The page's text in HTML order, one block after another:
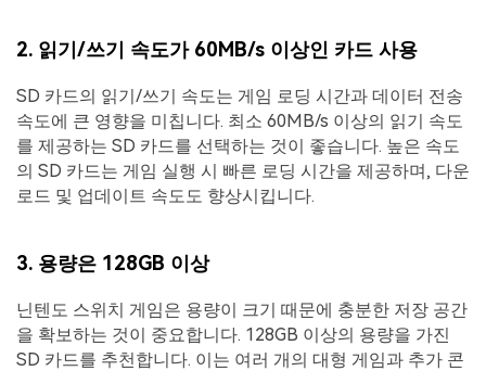
2. 읽기/쓰기 속도가 60MB/s 이상인 카드 사용
SD 카드의 읽기/쓰기 속도는 게임 로딩 시간과 데이터 전송
속도에 큰 영향을 미칩니다. 최소 60MB/s 이상의 읽기 속도
를 제공하는 SD 카드를 선택하는 것이 좋습니다. 높은 속도
의 SD 카드는 게임 실행 시 빠른 로딩 시간을 제공하며, 다운
로드 및 업데이트 속도도 향상시킵니다.
3. 용량은 128GB 이상
닌텐도 스위치 게임은 용량이 크기 때문에 충분한 저장 공간
을 확보하는 것이 중요합니다. 128GB 이상의 용량을 가진
SD 카드를 추천합니다. 이는 여러 개의 대형 게임과 추가 콘